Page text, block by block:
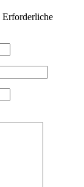
Erforderliche